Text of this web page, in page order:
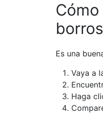
Es una
Vaya a
Haga